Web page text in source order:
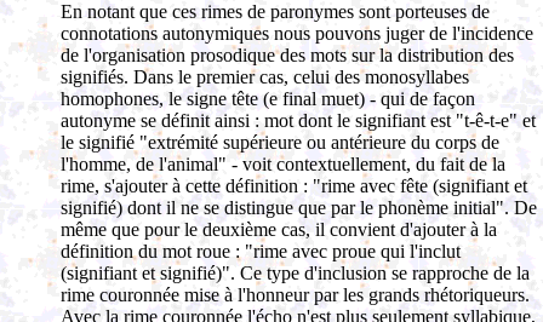
En notant que ces rimes de paronymes sont porteuses de
connotations autonymiques nous pouvons juger de l'incidence
de l'organisation prosodique des mots sur la distribution des
signifiés. Dans le premier cas, celui des monosyllabes
homophones, le signe tête (e final muet) - qui de façon
autonyme se définit ainsi : mot dont le signifiant est "t-ê-t-e" et
le signifié "extrémité supérieure ou antérieure du corps de
l'homme, de l'animal" - voit contextuellement, du fait de la
rime, s'ajouter à cette définition : "rime avec fête (signifiant et
signifié) dont il ne se distingue que par le phonème initial". De
même que pour le deuxième cas, il convient d'ajouter à la
définition du mot roue : "rime avec proue qui l'inclut
(signifiant et signifié)". Ce type d'inclusion se rapproche de la
rime couronnée mise à l'honneur par les grands rhétoriqueurs.
Avec la rime couronnée l'écho n'est plus seulement syllabique,